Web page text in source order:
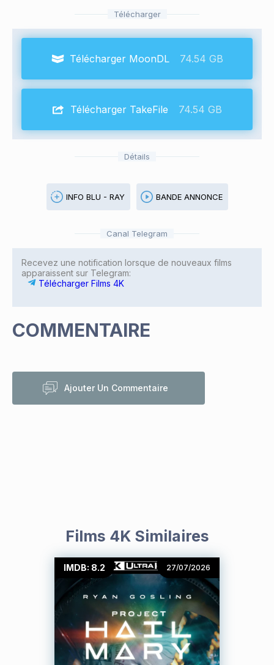
Télécharger
Télécharger MoonDL 74.54 GB
Télécharger TakeFile 74.54 GB
Détails
INFO BLU - RAY BANDE ANNONCE
Canal Telegram
Recevez une notification lorsque de nouveaux films
apparaissent sur Telegram:
Télécharger Films 4K
COMMENTAIRE
Ajouter Un Commentaire
Films 4K Similaires
IMDB: 8.2 27/07/2026